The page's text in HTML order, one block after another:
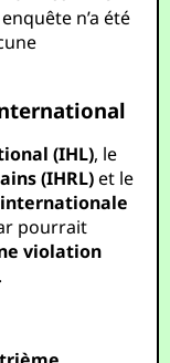
n’a été
(IHL), le
(IHRL)et le
internationale
pourrait
violation
.